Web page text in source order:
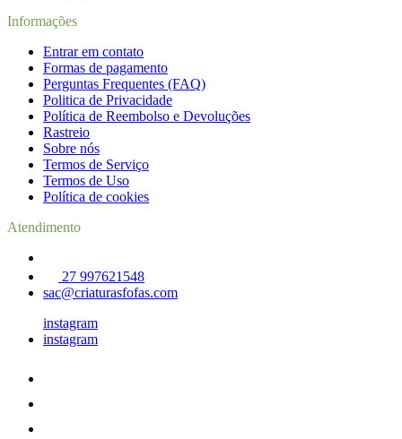
Informações
Entrar em contato
Formas de pagamento
Perguntas Frequentes (FAQ)
Politica de Privacidade
Política de Reembolso e Devoluções
Rastreio
Sobre nós
Termos de Serviço
Termos de Uso
Política de cookies
Atendimento
27 997621548
sac@criaturasfofas.com
instagram
instagram